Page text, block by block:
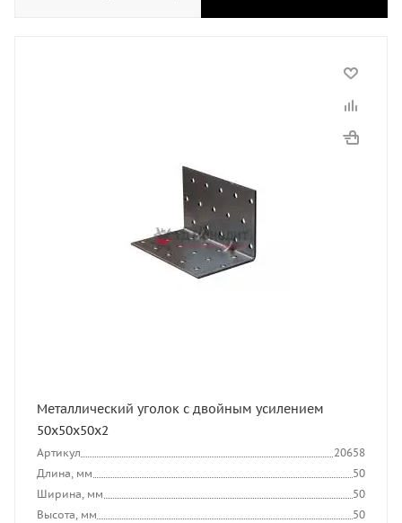
Металлический уголок с двойным усилением
50х50х50х2
Артикул
20658
Длина, мм
50
Ширина, мм
50
Высота, мм
50